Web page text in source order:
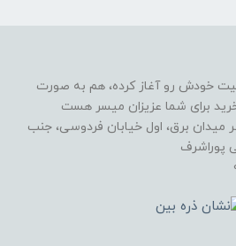
ما از سال 1400 فعالیت خودش رو آغاز کرده، هم به صورت
برای شما عزیزان میسر هست
میدان برق، اول خیابان فردوسی، جنب
پوراشرف